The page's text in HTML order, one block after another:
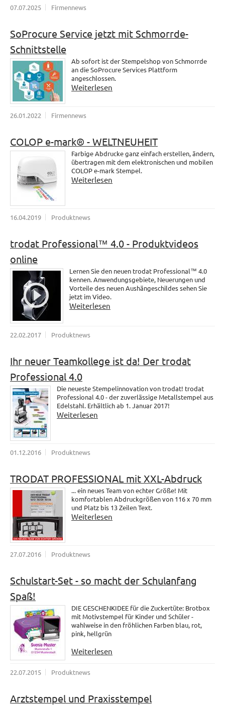
07.07.2025 Firmennews
SoProcure Service jetzt mit Schmorrde-
Schnittstelle
Ab sofort ist der Stempelshop von Schmorrde
an die SoProcure Services Plattform
angeschlossen.
Weiterlesen
26.01.2022 Firmennews
COLOP e-mark® - WELTNEUHEIT
Farbige Abdrucke ganz einfach erstellen, ändern,
übertragen mit dem elektronischen und mobilen
COLOP e-mark Stempel.
Weiterlesen
16.04.2019 Produktnews
trodat Professional™ 4.0 - Produktvideos
online
Lernen Sie den neuen trodat Professional™ 4.0
kennen. Anwendungsgebiete, Neuerungen und
Vorteile des neuen Aushängeschildes sehen Sie
jetzt im Video.
Weiterlesen
22.02.2017 Produktnews
Ihr neuer Teamkollege ist da! Der trodat
Professional 4.0
Die neueste Stempelinnovation von trodat! trodat
Professional 4.0 - der zuverlässige Metallstempel aus
Edelstahl. Erhältlich ab 1. Januar 2017!
Weiterlesen
01.12.2016 Produktnews
TRODAT PROFESSIONAL mit XXL-Abdruck
... ein neues Team von echter Größe! Mit
komfortablen Abdruckgrößen von 116 x 70 mm
und Platz bis 13 Zeilen Text.
Weiterlesen
27.07.2016 Produktnews
Schulstart-Set - so macht der Schulanfang
Spaß!
DIE GESCHENKIDEE für die Zuckertüte: Brotbox
mit Motivstempel für Kinder und Schüler -
wahlweise in den fröhlichen Farben blau, rot,
pink, hellgrün
Weiterlesen
22.07.2015 Produktnews
Arztstempel und Praxisstempel